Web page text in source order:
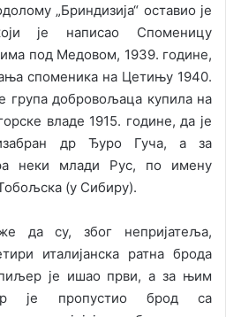
„Бриндизија“ оставио је
је написао Споменицу
под Медовом, 1939. године,
споменика на Цетињу 1940.
група добровољаца купила на
владе 1915. године, да је
др Ђуро Гуча, а за
неки млади Рус, по имену
(у Сибиру).
да су, због непријатеља,
италијанска ратна брода
је ишао први, а за њим
је пропустио брод са